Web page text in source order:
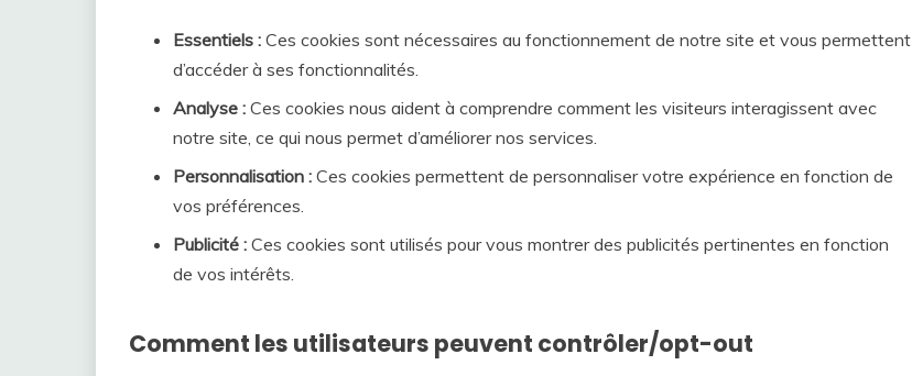
Essentiels : Ces cookies sont nécessaires au fonctionnement de notre site et vous permettent
d’accéder à ses fonctionnalités.
Analyse : Ces cookies nous aident à comprendre comment les visiteurs interagissent avec
notre site, ce qui nous permet d’améliorer nos services.
Personnalisation : Ces cookies permettent de personnaliser votre expérience en fonction de
vos préférences.
Publicité : Ces cookies sont utilisés pour vous montrer des publicités pertinentes en fonction
de vos intérêts.
Comment les utilisateurs peuvent contrôler/opt-out